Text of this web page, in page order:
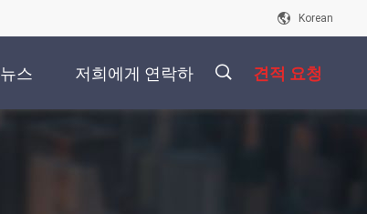
Korean
뉴스 저희에게 연락하 견적 요청